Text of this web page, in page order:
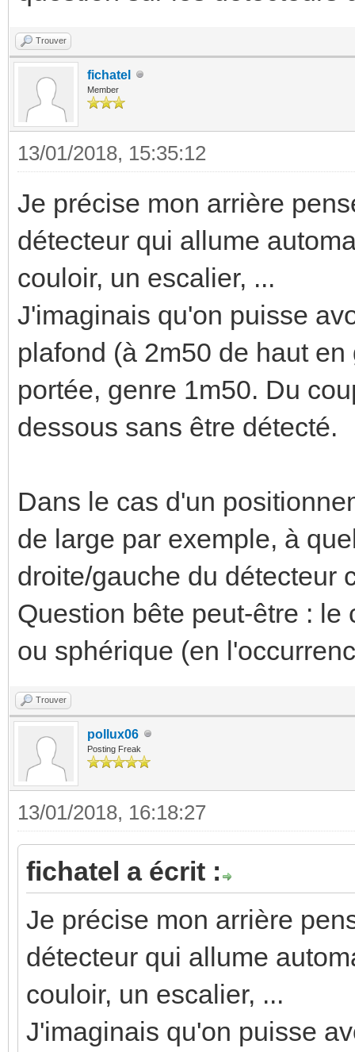
Trouver
fichatel
Member
13/01/2018, 15:35:12
Je précise mon arrière
détecteur qui allume
couloir, un escalier, ...
J'imaginais qu'on puisse
plafond (à 2m50 de haut
portée, genre 1m50. Du
dessous sans être détecté.
Dans le cas d'un
de large par exemple, à
droite/gauche du détecteur
Question bête peut-être :
ou sphérique (en
Trouver
pollux06
Posting Freak
13/01/2018, 16:18:27
fichatel a écrit :
Je précise mon arrière
détecteur qui allume
couloir, un escalier, ...
J'imaginais qu'on puisse